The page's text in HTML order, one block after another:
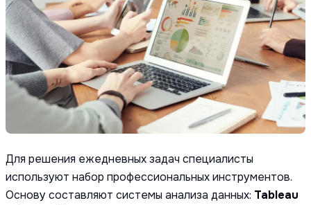
Для решения ежедневных задач специалисты
используют набор профессиональных инструментов.
Основу составляют системы анализа данных: Tableau